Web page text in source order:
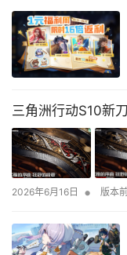
三角洲行动S10新
2026年6月16日 • 版本